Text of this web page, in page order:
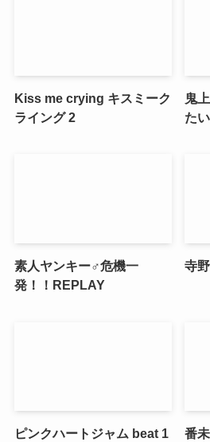
Kiss me crying キスミーク
ライング 2
鬼
た
素人ヤンキー♂危機一
発！！REPLAY
寺
ピンクハートジャム beat 1 番